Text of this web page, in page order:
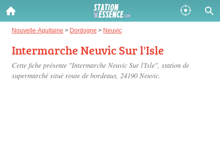
Nouvelle-Aquitaine > Dordogne > Neuvic
Intermarche Neuvic Sur l'Isle
Cette fiche présente "Intermarche Neuvic Sur l'Isle", station de
supermarché situé route de bordeaux, 24190 Neuvic.
Gazole :
Disponible Épuisé
SP 98 :